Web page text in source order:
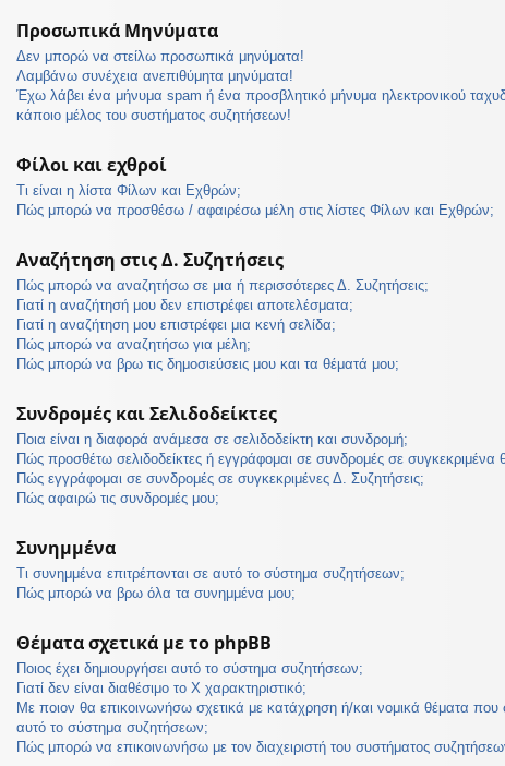
Προσωπικά Μηνύματα
Δεν μπορώ να στείλω προσωπικά μηνύματα!
Λαμβάνω συνέχεια ανεπιθύμητα μηνύματα!
Έχω λάβει ένα μήνυμα spam ή ένα προσβλητικό μήνυμα ηλεκτρονικού
κάποιο μέλος του συστήματος συζητήσεων!
Φίλοι και εχθροί
Τι είναι η λίστα Φίλων και Εχθρών;
Πώς μπορώ να προσθέσω / αφαιρέσω μέλη στις λίστες Φίλων και Εχθρών;
Αναζήτηση στις Δ. Συζητήσεις
Πώς μπορώ να αναζητήσω σε μια ή περισσότερες Δ. Συζητήσεις;
Γιατί η αναζήτησή μου δεν επιστρέφει αποτελέσματα;
Γιατί η αναζήτηση μου επιστρέφει μια κενή σελίδα;
Πώς μπορώ να αναζητήσω για μέλη;
Πώς μπορώ να βρω τις δημοσιεύσεις μου και τα θέματά μου;
Συνδρομές και Σελιδοδείκτες
Ποια είναι η διαφορά ανάμεσα σε σελιδοδείκτη και συνδρομή;
Πώς προσθέτω σελιδοδείκτες ή εγγράφομαι σε συνδρομές σε συγκεκριμένα
Πώς εγγράφομαι σε συνδρομές σε συγκεκριμένες Δ. Συζητήσεις;
Πώς αφαιρώ τις συνδρομές μου;
Συνημμένα
Τι συνημμένα επιτρέπονται σε αυτό το σύστημα συζητήσεων;
Πώς μπορώ να βρω όλα τα συνημμένα μου;
Θέματα σχετικά με το phpBB
Ποιος έχει δημιουργήσει αυτό το σύστημα συζητήσεων;
Γιατί δεν είναι διαθέσιμο το Χ χαρακτηριστικό;
Με ποιον θα επικοινωνήσω σχετικά με κατάχρηση ή/και νομικά θέματα που
αυτό το σύστημα συζητήσεων;
Πώς μπορώ να επικοινωνήσω με τον διαχειριστή του συστήματος